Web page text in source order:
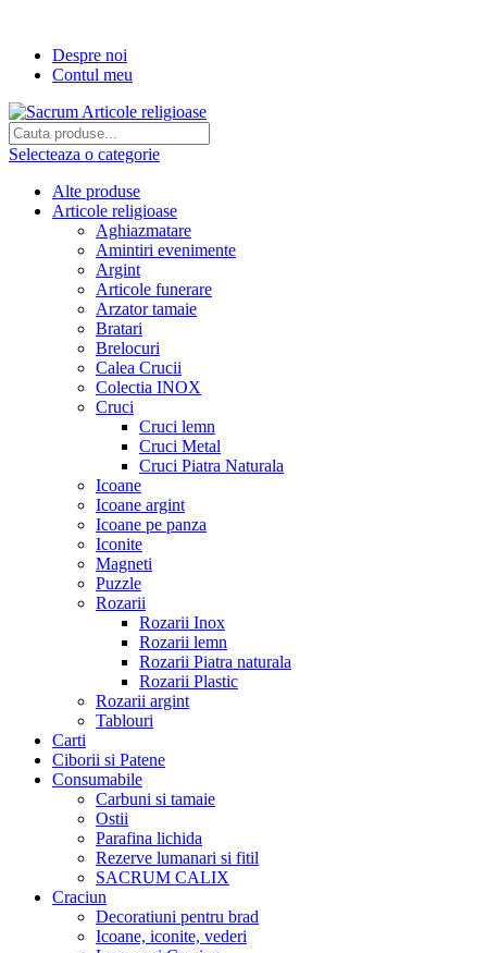
Despre noi
Contul meu
Selecteaza o categorie
Alte produse
Articole religioase
Aghiazmatare
Amintiri evenimente
Argint
Articole funerare
Arzator tamaie
Bratari
Brelocuri
Calea Crucii
Colectia INOX
Cruci
Cruci lemn
Cruci Metal
Cruci Piatra Naturala
Icoane
Icoane argint
Icoane pe panza
Iconite
Magneti
Puzzle
Rozarii
Rozarii Inox
Rozarii lemn
Rozarii Piatra naturala
Rozarii Plastic
Rozarii argint
Tablouri
Carti
Ciborii si Patene
Consumabile
Carbuni si tamaie
Ostii
Parafina lichida
Rezerve lumanari si fitil
SACRUM CALIX
Craciun
Decoratiuni pentru brad
Icoane, iconite, vederi